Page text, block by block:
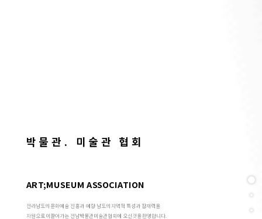
박물관. 미술관 협회
ART;MUSEUM ASSOCIATION
전라남도의 문화예술 진흥과 예향 남도의 지역적 특성과 잠재력을
자원으로 이끌어가는 전남박물관미술관협회에 오신것을 환영합니다.